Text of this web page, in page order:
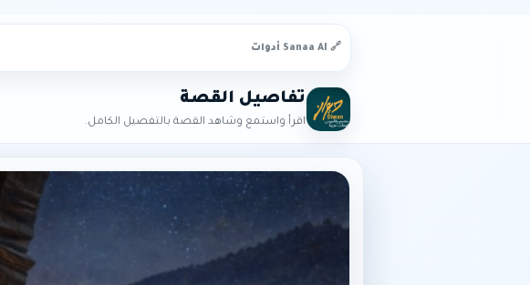
🔗 Sanaa AI أدوات
تفاصيل القصة
اقرأ واستمع وشاهد القصة بالتفصيل الكامل.